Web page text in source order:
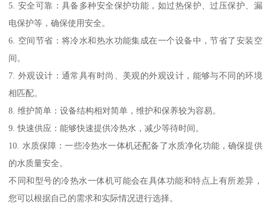
5. 安全可靠：具备多种安全保护功能，如过热保护、过压保护、漏
电保护等，确保使用安全。
6. 空间节省：将冷水和热水功能集成在一个设备中，节省了安装空
间。
7. 外观设计：通常具有时尚、美观的外观设计，能够与不同的环境
相匹配。
8. 维护简单：设备结构相对简单，维护和保养较为容易。
9. 快速供应：能够快速提供冷热水，减少等待时间。
10. 水质保障：一些冷热水一体机还配备了水质净化功能，确保提供
的水质量安全。
不同和型号的冷热水一体机可能会在具体功能和特点上有所差异，
您可以根据自己的需求和实际情况进行选择。